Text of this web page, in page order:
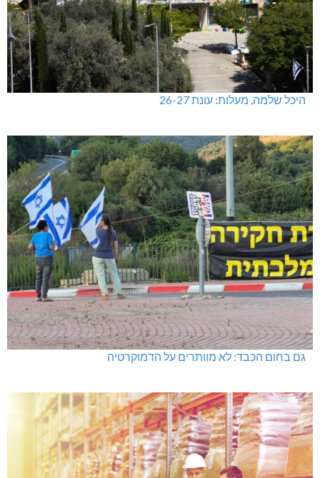
היכל שלמה, מעלות: עונת 26-27
גם בחום הכבד: לא מוותרים על הדמוקרטיה